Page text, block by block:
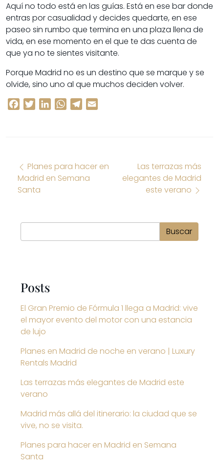
Aquí no todo está en las guías. Está en ese bar donde
entras por casualidad y decides quedarte, en ese
paseo sin rumbo que termina en una plaza llena de
vida, en ese momento en el que te das cuenta de
que ya no te sientes visitante.
Porque Madrid no es un destino que se marque y se
olvide, sino uno al que muchos deciden volver.
Facebook
TwitterLinkedInWhatsAppTelegram
Navegación de entradas
Planes para hacer en
Madrid en Semana
Santa
Las terrazas más
elegantes de Madrid
este verano
Buscar Buscar
Posts
El Gran Premio de Fórmula 1 llega a Madrid: vive
el mayor evento del motor con una estancia
de lujo
Planes en Madrid de noche en verano | Luxury
Rentals Madrid
Las terrazas más elegantes de Madrid este
verano
Madrid más allá del itinerario: la ciudad que se
vive, no se visita.
Planes para hacer en Madrid en Semana
Santa